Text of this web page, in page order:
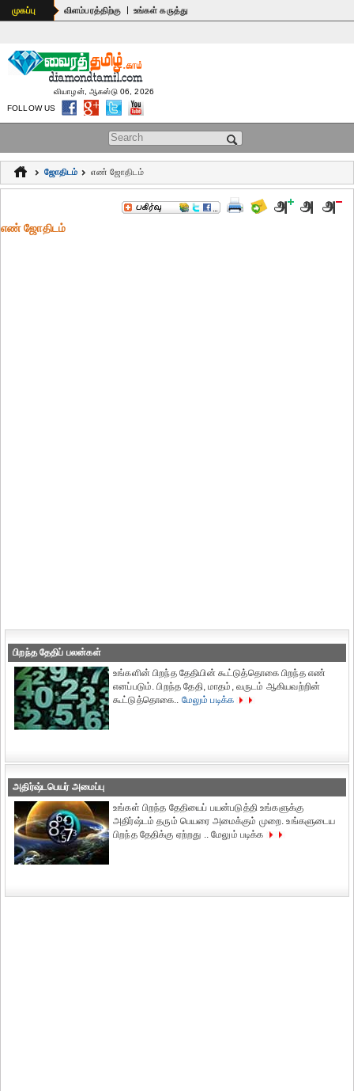
முகப்பு விளம்பரத்திற்கு | உங்கள் கருத்து
Search form
வியாழன், ஆகஸ்டு 06, 2026
FOLLOW US
ஜோதிடம் எ‌ண் ஜோ‌திட‌ம்
எ‌ண் ஜோ‌திட‌ம்
பிறந்த தேதிப் பலன்கள்
உங்களின் பிறந்த தேதியின் கூட்டுத்தொகை பிறந்த எண்
எனப்படும். பிறந்த தேதி, மாதம், வருடம் ஆகியவற்றின்
கூட்டுத்தொகை.. மேலும் படிக்க
அதிர்ஷ்டபெயர் அமைப்பு
உங்கள் பிறந்த தேதியைப் பயன்படுத்தி உங்களுக்கு
அதிர்ஷ்டம் தரும் பெயரை அமைக்கும் முறை. உங்களுடைய
பிறந்த தேதிக்கு ஏற்றது .. மேலும் படிக்க